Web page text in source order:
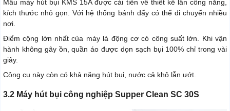
Mẫu máy hút bụi KMS 15A được cải tiến về thiết kế lẫn công năng,
kích thước nhỏ gọn. Với hệ thống bánh đẩy có thể di chuyển nhiều
nơi.
Điểm cộng lớn nhất của máy là động cơ có công suất lớn. Khi vận
hành không gây ồn, quần áo được dọn sạch bụi 100% chỉ trong vài
giây.
Công cụ này còn có khả năng hút bụi, nước cả khô lẫn ướt.
3.2 Máy hút bụi công nghiệp Supper Clean SC 30S